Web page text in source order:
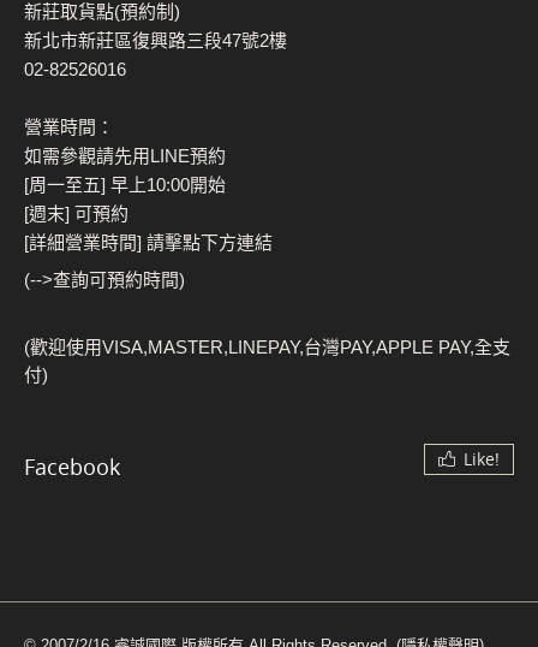
新莊取貨點(預約制)
新北市新莊區復興路三段47號2樓
02-82526016
營業時間：
如需參觀請先用LINE預約
[周一至五] 早上10:00開始
[週末] 可預約
[詳細營業時間] 請擊點下方連結
(-->查詢可預約時間)
(歡迎使用VISA,MASTER,LINEPAY,台灣PAY,APPLE PAY,全支
付)
Facebook Like!